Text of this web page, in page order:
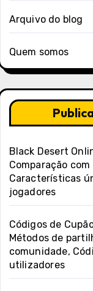
Arquivo do blog
Quem somos
Black Desert
Comparação
Características
jogadores
Códigos de
Métodos de
comunidade,
utilizadores